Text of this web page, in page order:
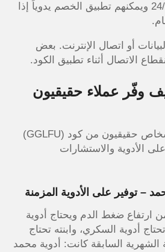
التطبيق. الفريق متاح 24/7 ويمكنهم تطبيق الخصم يدوياً إذا
أو اتصال الإنترنت. بعض
الاتصال أثناء تطبيق الكود.
وفّر عملاء حقيقيون
اكتشف كيف استفاد أشخاص حقيقيون من كود (GGLFU)
الأدوية والاستشارات
– توفير على الأدوية المزمنة
من ارتفاع ضغط الدم ويحتاج أدوية
أدوية السكري، وابنته تحتاج
الشهرية السابقة كانت: أدوية محمد